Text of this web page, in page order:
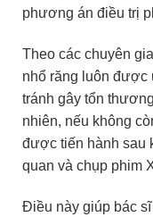
phương án điều trị
Theo các chuyên
nhổ răng luôn được
tránh gây tổn
nhiên, nếu không
được tiến hành sau
quan và chụp phim
Điều này giúp bác